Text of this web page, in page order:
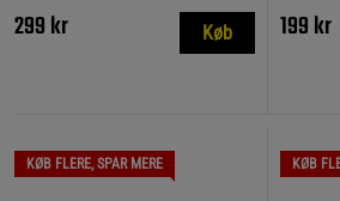
299 kr Køb 199 kr
KØB FLERE, SPAR MERE KØB